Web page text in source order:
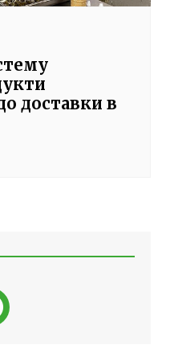
доставки в